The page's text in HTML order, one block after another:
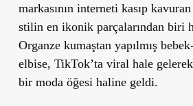
markasının interneti kasıp kavuran
stilin en ikonik parçalarından biri
Organze kumaştan yapılmış
elbise, TikTok’ta viral hale
bir moda öğesi haline geldi.